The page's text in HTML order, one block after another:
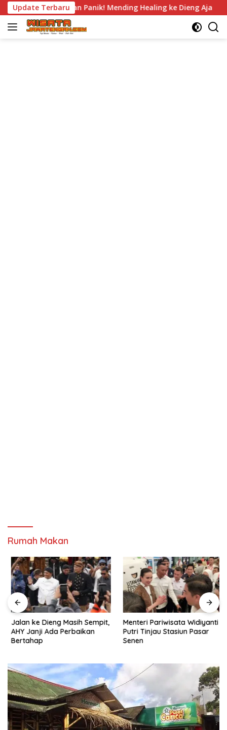
Langsung
ke
konten
Update Terbaru
Demo, Jangan Panik! Mending Healing ke Dieng Aja
Rumah Makan
Jalan ke Dieng Masih Sempit,
AHY Janji Ada Perbaikan
Bertahap
Menteri Pariwisata Widiyanti
Putri Tinjau Stasiun Pasar
Senen